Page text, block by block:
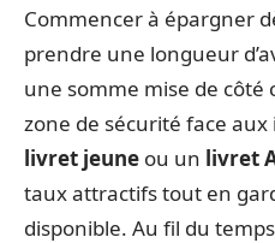
Commencer à épargner
prendre une longueur
une somme mise de côté
zone de sécurité face
livret jeune ou un livret
taux attractifs tout en
disponible. Au fil du